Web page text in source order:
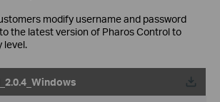
modify username and password
the latest version of Pharos Control to
level.